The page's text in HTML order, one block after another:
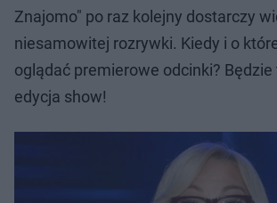
Znajomo" po raz kolejny dostarczy
niesamowitej rozrywki. Kiedy i o
oglądać premierowe odcinki? Będzie
edycja show!